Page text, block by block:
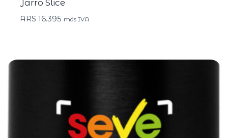
Jarro Slice
ARS 16.395 más IVA